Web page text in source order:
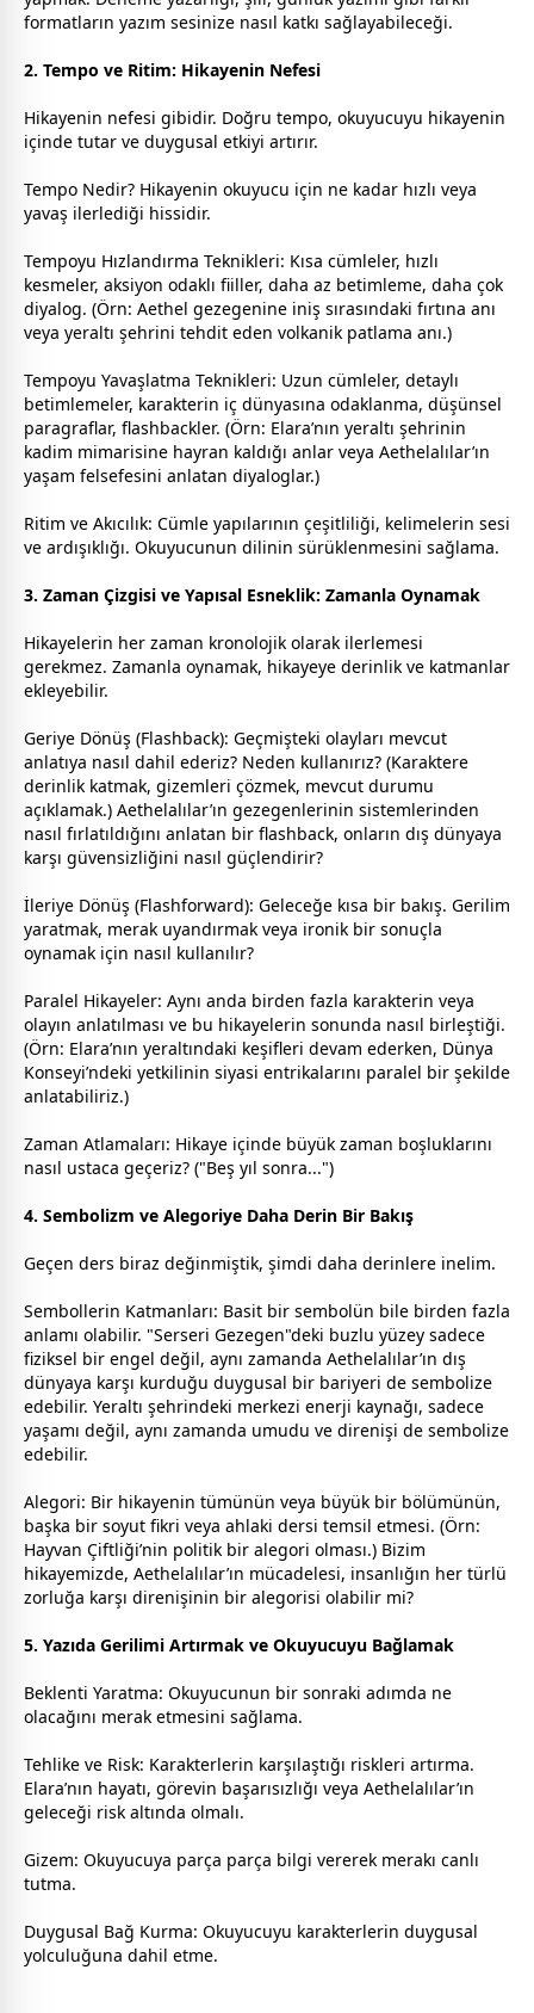
formatların yazım sesinize nasıl katkı sağlayabileceği.
2. Tempo ve Ritim: Hikayenin Nefesi
Hikayenin nefesi gibidir. Doğru tempo, okuyucuyu hikayenin
içinde tutar ve duygusal etkiyi artırır.
Tempo Nedir? Hikayenin okuyucu için ne kadar hızlı veya
yavaş ilerlediği hissidir.
Tempoyu Hızlandırma Teknikleri: Kısa cümleler, hızlı
kesmeler, aksiyon odaklı fiiller, daha az betimleme, daha çok
diyalog. (Örn: Aethel gezegenine iniş sırasındaki fırtına anı
veya yeraltı şehrini tehdit eden volkanik patlama anı.)
Tempoyu Yavaşlatma Teknikleri: Uzun cümleler, detaylı
betimlemeler, karakterin iç dünyasına odaklanma, düşünsel
paragraflar, flashbackler. (Örn: Elara’nın yeraltı şehrinin
kadim mimarisine hayran kaldığı anlar veya Aethelalılar’ın
yaşam felsefesini anlatan diyaloglar.)
Ritim ve Akıcılık: Cümle yapılarının çeşitliliği, kelimelerin sesi
ve ardışıklığı. Okuyucunun dilinin sürüklenmesini sağlama.
3. Zaman Çizgisi ve Yapısal Esneklik: Zamanla Oynamak
Hikayelerin her zaman kronolojik olarak ilerlemesi
gerekmez. Zamanla oynamak, hikayeye derinlik ve katmanlar
ekleyebilir.
Geriye Dönüş (Flashback): Geçmişteki olayları mevcut
anlatıya nasıl dahil ederiz? Neden kullanırız? (Karaktere
derinlik katmak, gizemleri çözmek, mevcut durumu
açıklamak.) Aethelalılar’ın gezegenlerinin sistemlerinden
nasıl fırlatıldığını anlatan bir flashback, onların dış dünyaya
karşı güvensizliğini nasıl güçlendirir?
İleriye Dönüş (Flashforward): Geleceğe kısa bir bakış. Gerilim
yaratmak, merak uyandırmak veya ironik bir sonuçla
oynamak için nasıl kullanılır?
Paralel Hikayeler: Aynı anda birden fazla karakterin veya
olayın anlatılması ve bu hikayelerin sonunda nasıl birleştiği.
(Örn: Elara’nın yeraltındaki keşifleri devam ederken, Dünya
Konseyi’ndeki yetkilinin siyasi entrikalarını paralel bir şekilde
anlatabiliriz.)
Zaman Atlamaları: Hikaye içinde büyük zaman boşluklarını
nasıl ustaca geçeriz? ("Beş yıl sonra...")
4. Sembolizm ve Alegoriye Daha Derin Bir Bakış
Geçen ders biraz değinmiştik, şimdi daha derinlere inelim.
Sembollerin Katmanları: Basit bir sembolün bile birden fazla
anlamı olabilir. "Serseri Gezegen"deki buzlu yüzey sadece
fiziksel bir engel değil, aynı zamanda Aethelalılar’ın dış
dünyaya karşı kurduğu duygusal bir bariyeri de sembolize
edebilir. Yeraltı şehrindeki merkezi enerji kaynağı, sadece
yaşamı değil, aynı zamanda umudu ve direnişi de sembolize
edebilir.
Alegori: Bir hikayenin tümünün veya büyük bir bölümünün,
başka bir soyut fikri veya ahlaki dersi temsil etmesi. (Örn:
Hayvan Çiftliği’nin politik bir alegori olması.) Bizim
hikayemizde, Aethelalılar’ın mücadelesi, insanlığın her türlü
zorluğa karşı direnişinin bir alegorisi olabilir mi?
5. Yazıda Gerilimi Artırmak ve Okuyucuyu Bağlamak
Beklenti Yaratma: Okuyucunun bir sonraki adımda ne
olacağını merak etmesini sağlama.
Tehlike ve Risk: Karakterlerin karşılaştığı riskleri artırma.
Elara’nın hayatı, görevin başarısızlığı veya Aethelalılar’ın
geleceği risk altında olmalı.
Gizem: Okuyucuya parça parça bilgi vererek merakı canlı
tutma.
Duygusal Bağ Kurma: Okuyucuyu karakterlerin duygusal
yolculuğuna dahil etme.